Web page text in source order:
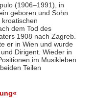
(1906–1991), in
geboren und Sohn
dem Tod des
1908 nach Zagreb.
er in Wien und wurde
Dirigent. Wieder in
im Musikleben
Teilen